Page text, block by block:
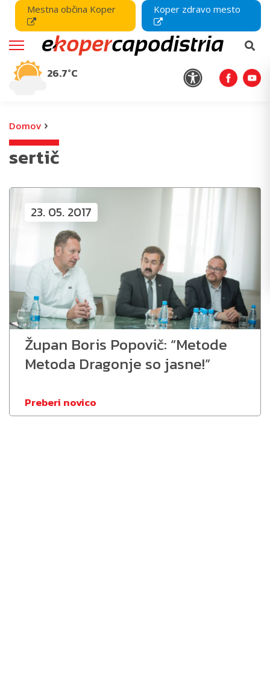
Mestna občina Koper Koper zdravo mesto
26.7°C
Domov ›
sertič
23. 05. 2017
Župan Boris Popovič: “Metode
Metoda Dragonje so jasne!”
Preberi novico